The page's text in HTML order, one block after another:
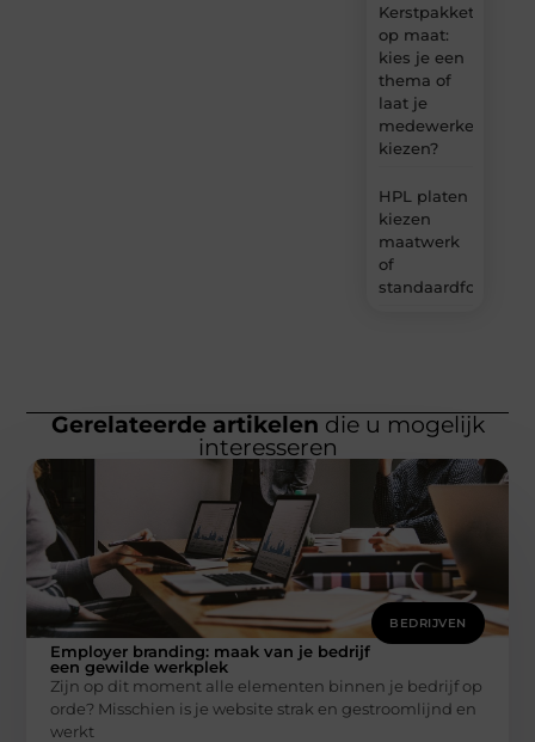
Kerstpakket
op maat:
kies je een
thema of
laat je
medewerkers
kiezen?
HPL platen
kiezen
maatwerk
of
standaardformaat
Gerelateerde artikelen die u mogelijk
interesseren
BEDRIJVEN
Employer branding: maak van je bedrijf
een gewilde werkplek
Zijn op dit moment alle elementen binnen je bedrijf op
orde? Misschien is je website strak en gestroomlijnd en
werkt